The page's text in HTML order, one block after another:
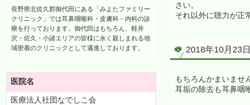
長野県北佐久郡御代田にある「みよたファミリー
クリニック」では耳鼻咽喉科・皮膚科・内科の診
療を行っております。御代田はもちろん、軽井
沢・佐久・小諸エリアの皆様に永く親しまれる地
域密着のクリニックとして邁進しております。
医院名
医療法人社団なでしこ会
さい。
それ以外に聴力が正
2018年10月23
もちろんかまいませ
耳垢の除去も耳鼻咽